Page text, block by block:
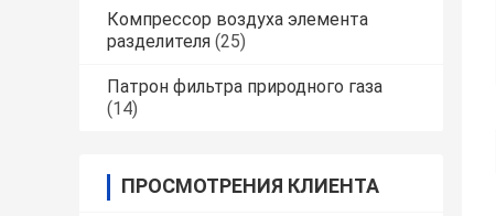
Компрессор воздуха элемента
разделителя (25)
Патрон фильтра природного газа
(14)
ПРОСМОТРЕНИЯ КЛИЕНТА